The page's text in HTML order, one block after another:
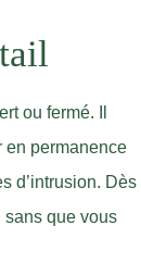
ou fermé. Il
en permanence
d’intrusion. Dès
sans que vous